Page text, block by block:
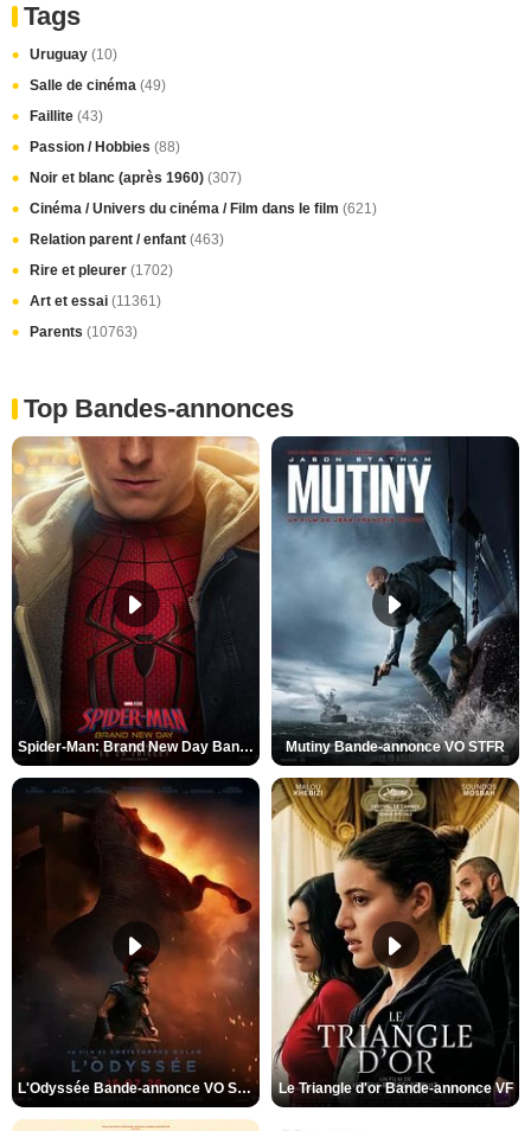
Tags
Uruguay (10)
Salle de cinéma (49)
Faillite (43)
Passion / Hobbies (88)
Noir et blanc (après 1960) (307)
Cinéma / Univers du cinéma / Film dans le film (621)
Relation parent / enfant (463)
Rire et pleurer (1702)
Art et essai (11361)
Parents (10763)
Top Bandes-annonces
Spider-Man: Brand New Day Bande-annonce VO STFR Mutiny Bande-annonce VO STFR
L'Odyssée Bande-annonce VO STFR Le Triangle d'or Bande-annonce VF